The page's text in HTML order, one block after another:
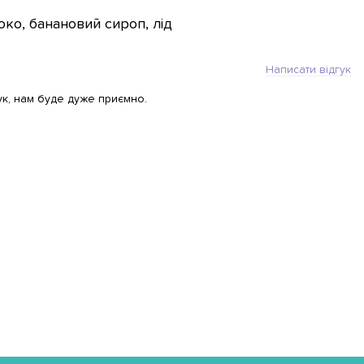
банановий сироп, лід
Написати відгук
нам буде дуже приємно.